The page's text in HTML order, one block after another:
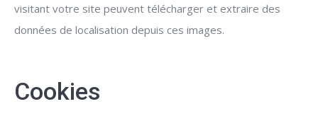
visitant votre site peuvent télécharger et extraire des
données de localisation depuis ces images.
Cookies